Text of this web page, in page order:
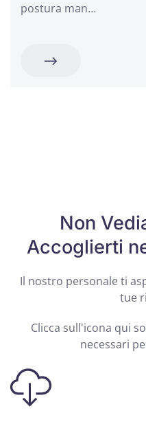
postura man…
Non
Accoglierti
Il nostro personale ti
tue
Clicca sull'icona qui
necessari